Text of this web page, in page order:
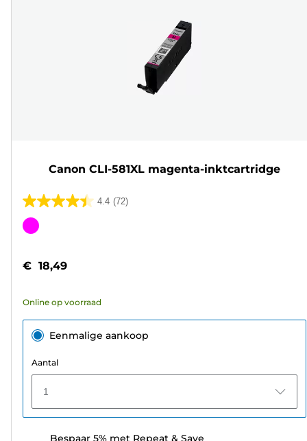
Canon CLI-581XL magenta-inktcartridge
4.4 (72)
4.4
van
sterren.
beoordelingen
Kleurencartridge
€ 18,49
Online op voorraad
Eenmalige aankoop
Aantal
1
Bespaar 5% met Repeat & Save